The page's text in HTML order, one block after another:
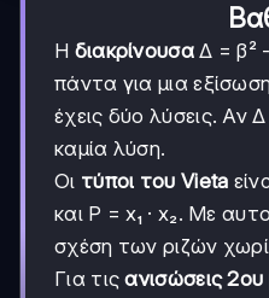
Η διακρίνουσαΔ = β²
πάντα για μια
έχεις δύο λύσεις. Αν
καμία λύση.
Οι τύποι του Vieta
και P = x₁ · x₂. Με
σχέση των ριζών
Για τιςανισώσεις